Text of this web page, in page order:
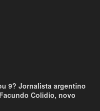
9? Jornalista argentino
Colidio, novo